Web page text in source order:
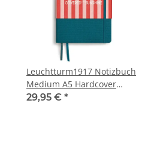
Leuchtturm1917 Notizbuch
Medium A5 Hardcover
Covered for Sunshine
29,95 € *